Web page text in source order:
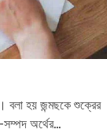
হয় জন্মছকে শুক্রের
অর্থের...